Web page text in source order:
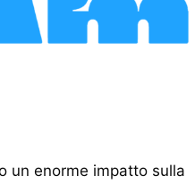
un enorme impatto sulla